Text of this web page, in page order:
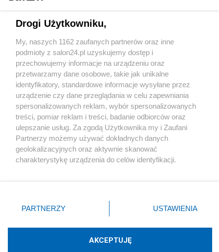
Sport
Społeczeństwo
Kultura
X Facebook Instagram Youtube
Drogi Użytkowniku,
My, naszych 1162 zaufanych partnerów oraz inne
podmioty z salon24.pl uzyskujemy dostęp i
przechowujemy informacje na urządzeniu oraz
przetwarzamy dane osobowe, takie jak unikalne
identyfikatory, standardowe informacje wysyłane przez
urządzenie czy dane przeglądania w celu zapewniania
spersonalizowanych reklam, wybór spersonalizowanych
treści, pomiar reklam i treści, badanie odbiorców oraz
ulepszanie usług. Za zgodą Użytkownika my i Zaufani
Partnerzy możemy używać dokładnych danych
geolokalizacyjnych oraz aktywnie skanować
charakterystykę urządzenia do celów identyfikacji.
zmienić/wycofać klikając przycisk ustawień prywatności
znajdujący się w lewym dolnym rogu strony
rodzaje przetwarzania danych nie wymagają zgody
użytkownika, ale masz prawo sprzeciwić się takiemu
PARTNERZY USTAWIENIA
AKCEPTUJĘ